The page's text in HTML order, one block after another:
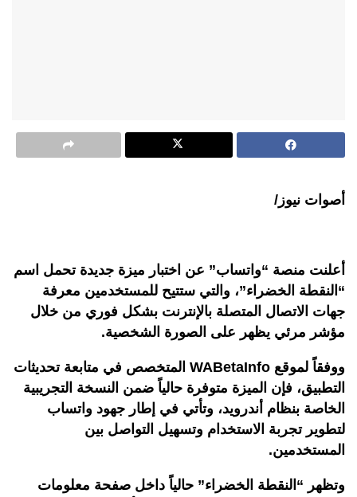
أصوات نيوز/
أعلنت منصة “واتساب” عن اختبار ميزة جديدة تحمل اسم
“النقطة الخضراء”، والتي ستتيح للمستخدمين معرفة
جهات الاتصال المتصلة بالإنترنت بشكل فوري من خلال
مؤشر مرئي يظهر على الصورة الشخصية.
ووفقاً لموقع WABetaInfo المتخصص في متابعة تحديثات
التطبيق، فإن الميزة متوفرة حالياً ضمن النسخة التجريبية
الخاصة بنظام أندرويد، وتأتي في إطار جهود واتساب
لتطوير تجربة الاستخدام وتسهيل التواصل بين
المستخدمين.
وتظهر “النقطة الخضراء” حالياً داخل صفحة معلومات